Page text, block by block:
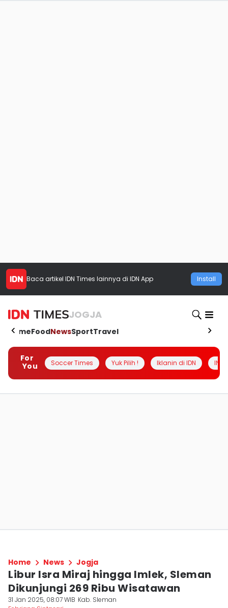
Baca artikel IDN Times lainnya di IDN App Install
JOGJA
HomeFoodNewsSportTravel
For
You
Soccer Times Yuk Pilih ! Iklanin di IDN
Home News Jogja
Libur Isra Miraj hingga Imlek, Sleman
Dikunjungi 269 Ribu Wisatawan
31 Jan 2025, 08:07 WIB Kab. Sleman